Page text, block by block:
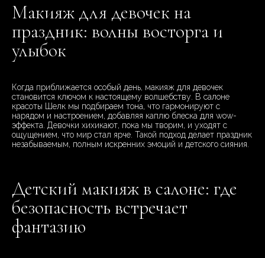
Макияж для девочек на
праздник: волны восторга и
улыбок
Когда приближается особый день, макияж для девочек
становится ключом к настоящему волшебству. В салоне
красоты Шелк мы подбираем тона, что гармонируют с
нарядом и настроением, добавляя каплю блеска для wow-
эффекта. Девочки хихикают, пока мы творим, и уходят с
ощущением, что мир стал ярче. Такой подход делает праздник
незабываемым, полным искренних эмоций и детского сияния.
Детский макияж в салоне: где
безопасность встречает
фантазию